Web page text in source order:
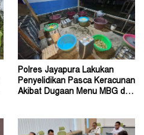
Polres Jayapura Lakukan
Penyelidikan Pasca Keracunan
Akibat Dugaan Menu MBG di